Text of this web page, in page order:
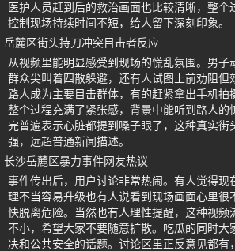
医护人员赶到后的救治画面也比较清晰，整个
控制现场持续时间不短，给人留下深刻印象。
岳麓区街头持刀冲突目击者反应
从视频里能明显感受到现场的慌乱氛围。男子
群众尖叫着四散躲避，还有人试图上前劝阻但
路人成为主要目击群体，有的赶紧拿出手机拍
整个过程充满了紧张感，背景中能听到路人的
完普遍表示心脏都提到嗓子眼了，这种真实街
强，远超普通新闻描述。
长沙岳麓区暴力事件网友热议
事件传出后，用户讨论非常热闹。有人觉得现
理不当容易升级也有人说看到现场画面心里很
快脱离危险。当然也有人理性提醒，这种视频
不小，希望大家不要随意扩散。吃瓜的同时大
决和公共安全的话题。讨论区里正反意见都有